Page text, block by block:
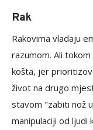
Rak
Rakovima vladaju
razumom. Ali
košta, jer
život na drugo
stavom "zabiti nož
manipulaciji od ljudi